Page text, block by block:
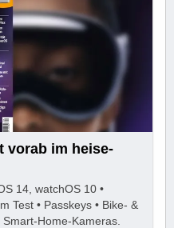
vorab im heise-
14, watchOS 10 •
Test • Passkeys • Bike- &
Home-Kameras.